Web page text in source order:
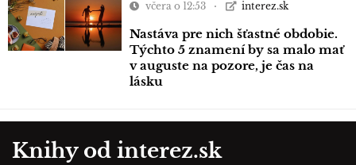
včera o 12:53 interez.sk
Nastáva pre nich šťastné obdobie.
Týchto 5 znamení by sa malo mať
v auguste na pozore, je čas na
lásku
Knihy od interez.sk